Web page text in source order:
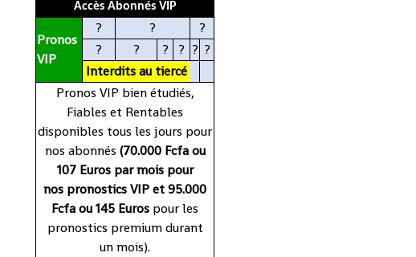
Accès Abonnés VIP
Pronos
VIP
? ?
?
?
? ? ? ? ?
Interditsau tiercé
Pronos VIP bien étudiés,
Fiables et Rentables
disponibles tous les jours pour
nos abonnés (70.000 Fcfa ou
107 Euros par mois pour
nos pronostics VIP et 95.000
Fcfa ou 145 Euros pour les
pronostics premium durant
un mois).